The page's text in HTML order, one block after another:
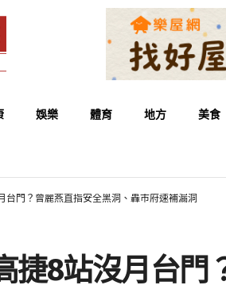
娛樂 體育 地方 美食
台門？曾麗燕直指安全黑洞、轟市府速補漏洞
捷8站沒月台門